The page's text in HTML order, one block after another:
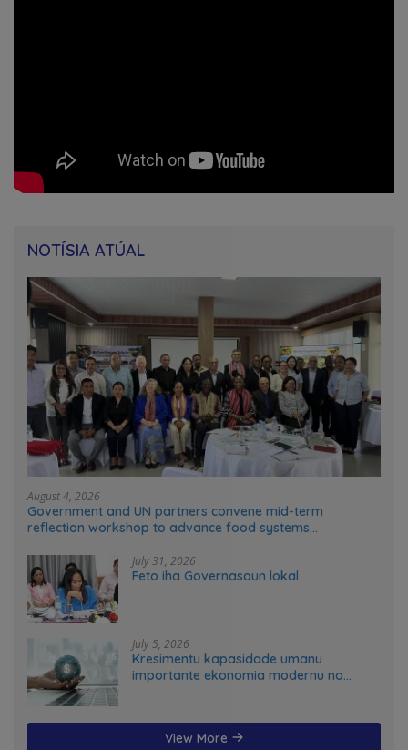
NOTÍSIA ATÚAL
August 4, 2026
Government and UN partners convene mid-term
reflection workshop to advance food systems
July 31, 2026
Feto iha Governasaun lokal
July 5, 2026
Kresimentu kapasidade umanu
importante ekonomia modernu no
View More